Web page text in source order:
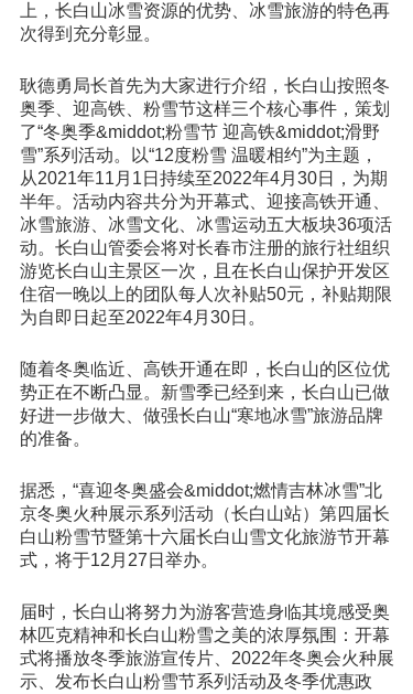
上，长白山冰雪资源的优势、冰雪旅游的特色再
次得到充分彰显。
耿德勇局长首先为大家进行介绍，长白山按照冬
奥季、迎高铁、粉雪节这样三个核心事件，策划
了“冬奥季&middot;粉雪节 迎高铁&middot;滑野
雪”系列活动。以“12度粉雪 温暖相约”为主题，
从2021年11月1日持续至2022年4月30日，为期
半年。活动内容共分为开幕式、迎接高铁开通、
冰雪旅游、冰雪文化、冰雪运动五大板块36项活
动。长白山管委会将对长春市注册的旅行社组织
游览长白山主景区一次，且在长白山保护开发区
住宿一晚以上的团队每人次补贴50元，补贴期限
为自即日起至2022年4月30日。
随着冬奥临近、高铁开通在即，长白山的区位优
势正在不断凸显。新雪季已经到来，长白山已做
好进一步做大、做强长白山“寒地冰雪”旅游品牌
的准备。
据悉，“喜迎冬奥盛会&middot;燃情吉林冰雪”北
京冬奥火种展示系列活动（长白山站）第四届长
白山粉雪节暨第十六届长白山雪文化旅游节开幕
式，将于12月27日举办。
届时，长白山将努力为游客营造身临其境感受奥
林匹克精神和长白山粉雪之美的浓厚氛围：开幕
式将播放冬季旅游宣传片、2022年冬奥会火种展
示、发布长白山粉雪节系列活动及冬季优惠政